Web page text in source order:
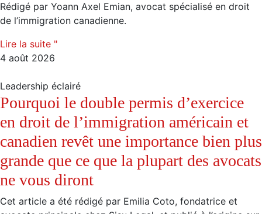
Rédigé par Yoann Axel Emian, avocat spécialisé en droit
de l’immigration canadienne.
Lire la suite "
4 août 2026
Leadership éclairé
Pourquoi le double permis d’exercice
en droit de l’immigration américain et
canadien revêt une importance bien plus
grande que ce que la plupart des avocats
ne vous diront
Cet article a été rédigé par Emilia Coto, fondatrice et